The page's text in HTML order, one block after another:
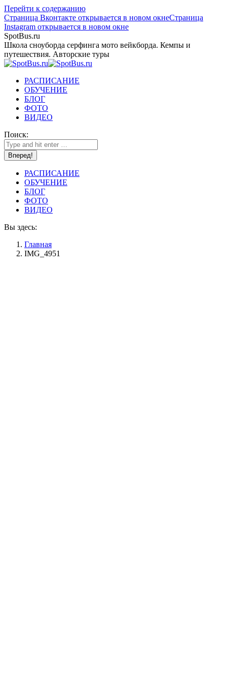
Перейти к содержанию
Страница Вконтакте открывается в новом окнеСтраница
Instagram открывается в новом окне
SpotBus.ru
Школа сноуборда серфинга мото вейкборда. Кемпы и
путешествия. Авторские туры
РАСПИСАНИЕ
ОБУЧЕНИЕ
БЛОГ
ФОТО
ВИДЕО
Поиск:
РАСПИСАНИЕ
ОБУЧЕНИЕ
БЛОГ
ФОТО
ВИДЕО
Вы здесь:
Главная
IMG_4951